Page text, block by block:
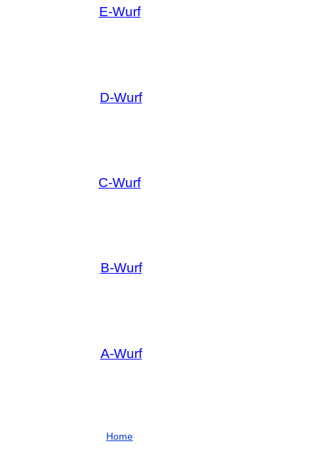
E-Wurf
D-Wurf
C-Wurf
B-Wurf
A-Wurf
Home